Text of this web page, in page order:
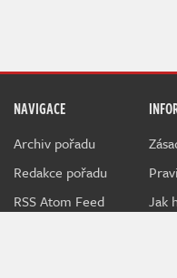
NAVIGACE
Archiv pořadu
Redakce pořadu
RSS Atom Feed
Jak